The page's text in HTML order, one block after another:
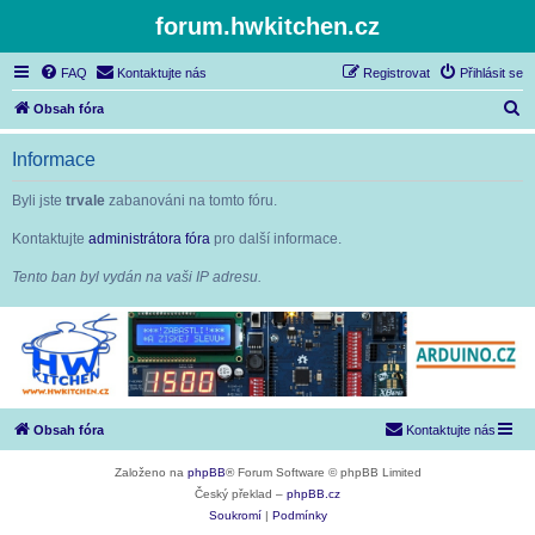
forum.hwkitchen.cz
FAQ Kontaktujte nás Přihlásit se
Registrovat
Obsah fóra
l
Informace
Byli jste trvale zabanováni na tomto fóru.
Kontaktujte administrátora fóra pro další informace.
Tento ban byl vydán na vaši IP adresu.
Obsah fóra Kontaktujte nás
Založeno na phpBB® Forum Software © phpBB Limited
Český překlad – phpBB.cz
Soukromí
Podmínky